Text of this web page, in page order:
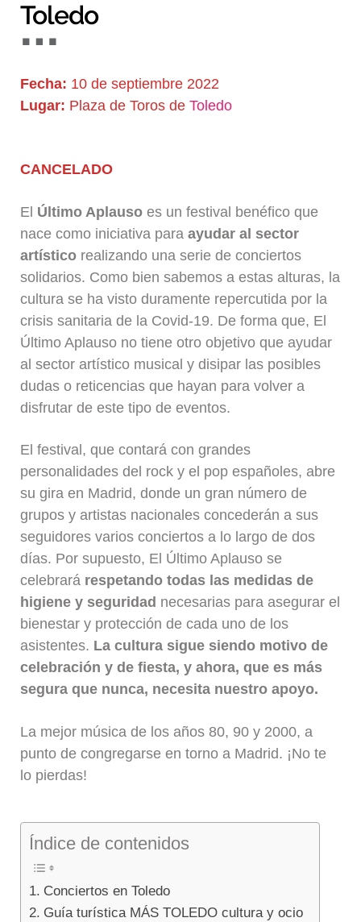
Blog
Toledo
Fecha: 10 de septiembre 2022
Lugar: Plaza de Toros deToledo
CANCELADO
El Último Aplauso es un festival benéfico que
nace como iniciativa paraayudar al sector
artístico realizando una serie de conciertos
solidarios. Como bien sabemos a estas alturas, la
cultura se ha visto duramente repercutida por la
crisis sanitaria de la Covid-19. De forma que, El
Último Aplauso no tiene otro objetivo que ayudar
al sector artístico musical y disipar las posibles
dudas o reticencias que hayan para volver a
disfrutar de este tipo de eventos.
El festival, que contará con grandes
personalidades del rock y el pop españoles, abre
su gira en Madrid, donde un gran número de
grupos y artistas nacionales concederán a sus
seguidores varios conciertos a lo largo de dos
días. Por supuesto, El Último Aplauso se
celebrará respetando todas las medidas de
higiene y seguridad necesarias para asegurar el
bienestar y protección de cada uno de los
asistentes. La cultura sigue siendo motivo de
celebración y de fiesta, y ahora, que es más
segura que nunca, necesita nuestro apoyo.
La mejor música de los años 80, 90 y 2000, a
punto de congregarse en torno a Madrid. ¡No te
lo pierdas!
Índice de contenidos
Conciertos en Toledo
Guía turística MÁS TOLEDO cultura y ocio